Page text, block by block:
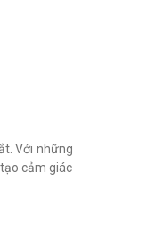
Với những
cảm giác